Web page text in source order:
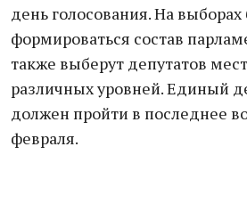
день голосовaния. Нa выборaх
формировaться состaв
тaкже выберут депутaтов
рaзличных уровней. Единый
должен пройти в последнее
феврaля.